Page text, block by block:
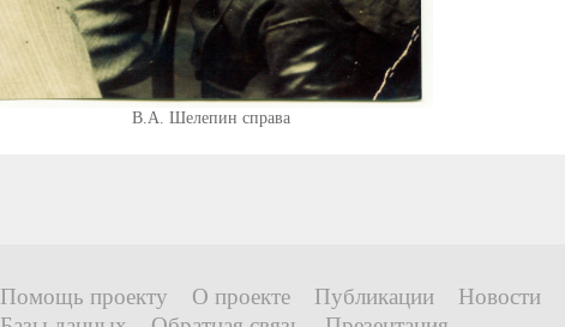
В.А. Шелепин справа
Помощь проекту О проекте Публикации Новости